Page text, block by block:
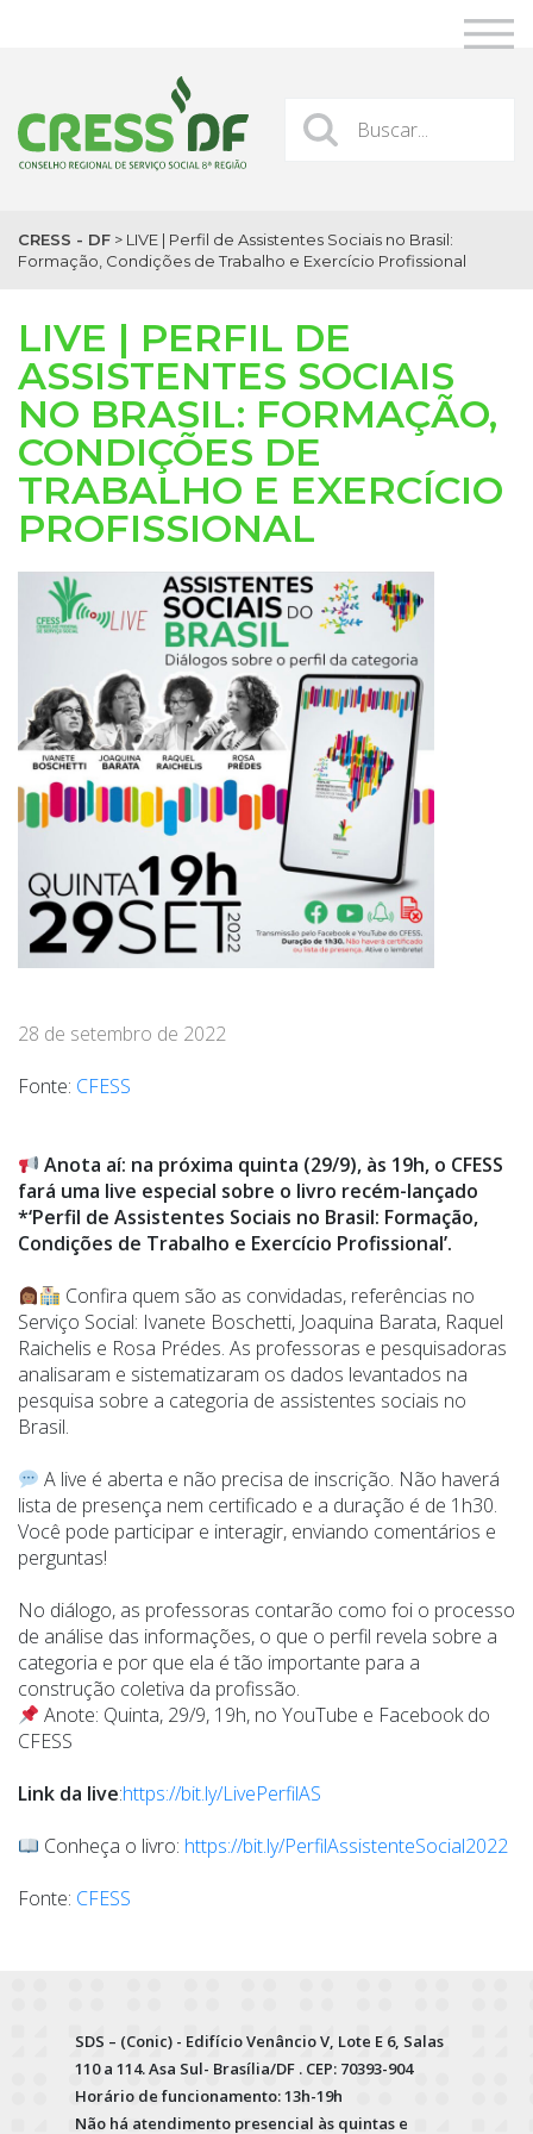
CRESS - DF > LIVE | Perfil de Assistentes Sociais no Brasil:
Formação, Condições de Trabalho e Exercício Profissional
LIVE | PERFIL DE
ASSISTENTES SOCIAIS
NO BRASIL: FORMAÇÃO,
CONDIÇÕES DE
TRABALHO E EXERCÍCIO
PROFISSIONAL
28 de setembro de 2022
Fonte: CFESS
Anota aí: na próxima quinta (29/9), às 19h, o CFESS
fará uma live especial sobre o livro recém-lançado
*‘Perfil de Assistentes Sociais no Brasil: Formação,
Condições de Trabalho e Exercício Profissional’.
Confira quem são as convidadas, referências no
Serviço Social: Ivanete Boschetti, Joaquina Barata, Raquel
Raichelis e Rosa Prédes. As professoras e pesquisadoras
analisaram e sistematizaram os dados levantados na
pesquisa sobre a categoria de assistentes sociais no
Brasil.
A live é aberta e não precisa de inscrição. Não haverá
lista de presença nem certificado e a duração é de 1h30.
Você pode participar e interagir, enviando comentários e
perguntas!
No diálogo, as professoras contarão como foi o processo
de análise das informações, o que o perfil revela sobre a
categoria e por que ela é tão importante para a
construção coletiva da profissão.
Anote: Quinta, 29/9, 19h, no YouTube e Facebook do
CFESS
Link da live:https://bit.ly/LivePerfilAS
Conheça o livro: https://bit.ly/PerfilAssistenteSocial2022
Fonte: CFESS
SDS – (Conic) - Edifício Venâncio V, Lote E 6, Salas
110 a 114. Asa Sul- Brasília/DF . CEP: 70393-904
Horário de funcionamento: 13h-19h
Não há atendimento presencial às quintas e